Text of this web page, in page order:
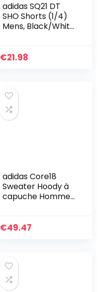
adidas SQ21 DT
SHO Shorts (1/4)
Mens, Black/White,
€21.98
adidas Core18
Sweater Hoody à
capuche Homme
€49.47